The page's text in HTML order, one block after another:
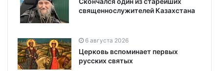
священнослужителей Казахстана
6 августа 2026
Церковь вспоминает первых
русских святых